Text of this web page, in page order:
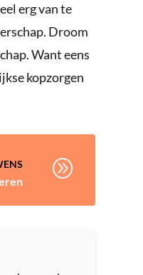
erg van te
Droom
Want eens
kopzorgen
A